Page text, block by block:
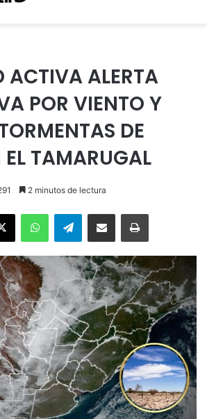
ACTIVA ALERTA
POR VIENTO Y
DE
EL TAMARUGAL
2 minutos de lectura
X WhatsAppTelegramEnviar vía email Imprimir